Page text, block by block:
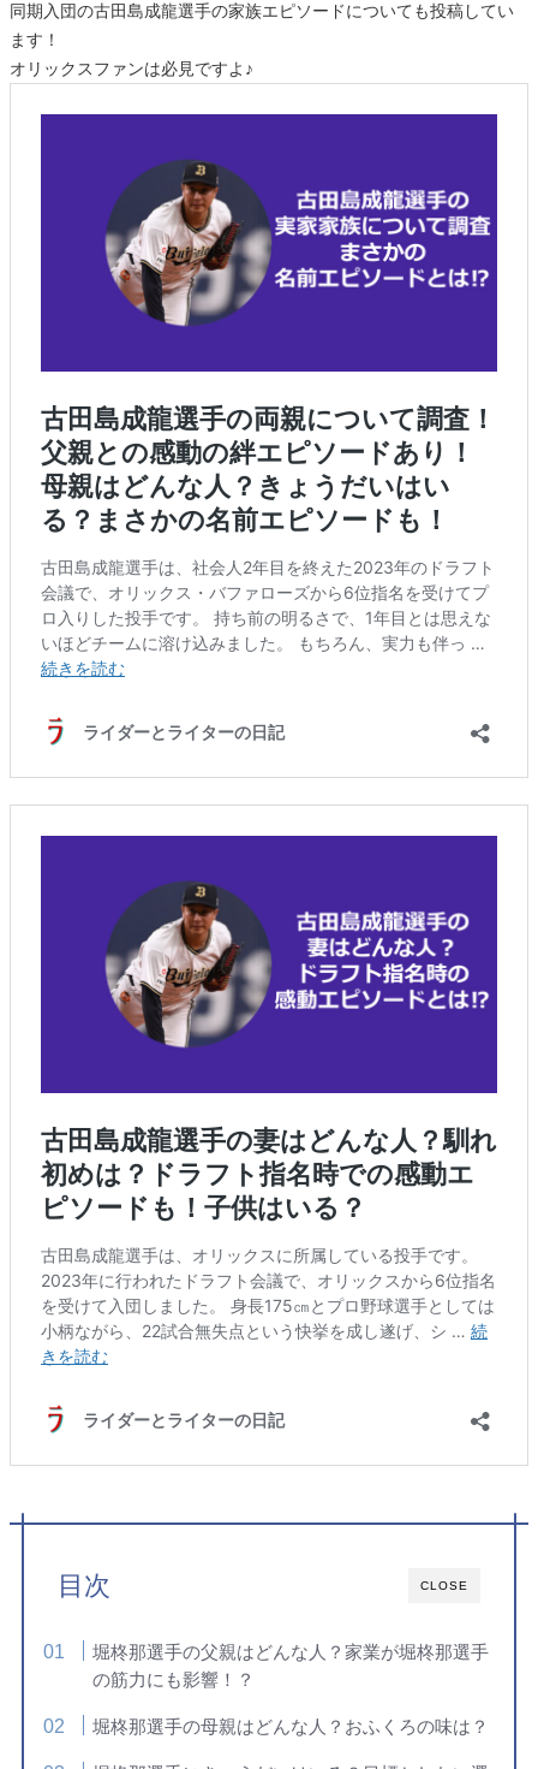
同期入団の古田島成龍選手の家族エピソードについても投稿してい
ます！
オリックスファンは必見ですよ♪
CLOSE
目次
堀柊那選手の父親はどんな人？家業が堀柊那選手
の筋力にも影響！？
堀柊那選手の母親はどんな人？おふくろの味は？